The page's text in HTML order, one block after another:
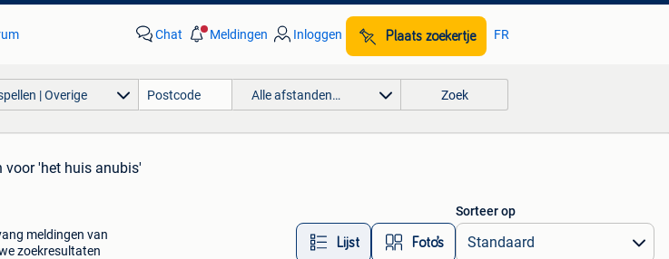
Chat Meldingen Inloggen Plaats zoekertje FR
| Overige Alle afstanden… Zoek
voor 'het huis anubis'
meldingen van
zoekresultaten
Lijst Foto’s
Sorteer op